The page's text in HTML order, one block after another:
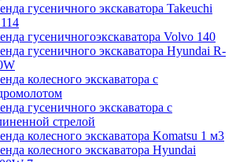
гусеничного экскаватора Takeuchi
гусеничногоэкскаватора Volvo 140
гусеничного экскаватора Hyundai R-
колесного экскаватора с
гусеничного экскаватора с
стрелой
колесного экскаватора Komatsu 1 м3
колесного экскаватора Hyundai